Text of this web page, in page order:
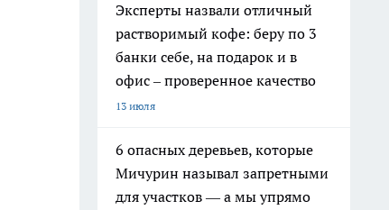
Эксперты назвали отличный
растворимый кофе: беру по 3
банки себе, на подарок и в
офис – проверенное качество
13 июля
6 опасных деревьев, которые
Мичурин называл запретными
для участков — а мы упрямо